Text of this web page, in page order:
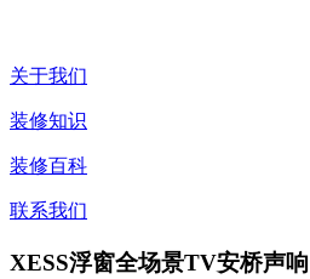
关于我们
装修知识
装修百科
联系我们
XESS浮窗全场景TV安桥声响